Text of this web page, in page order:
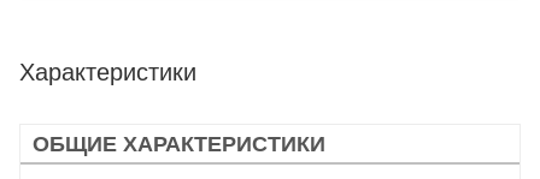
Характеристики
ОБЩИЕ ХАРАКТЕРИСТИКИ